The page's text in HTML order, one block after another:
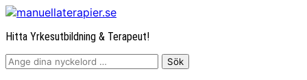
Hitta Yrkesutbildning & Terapeut!